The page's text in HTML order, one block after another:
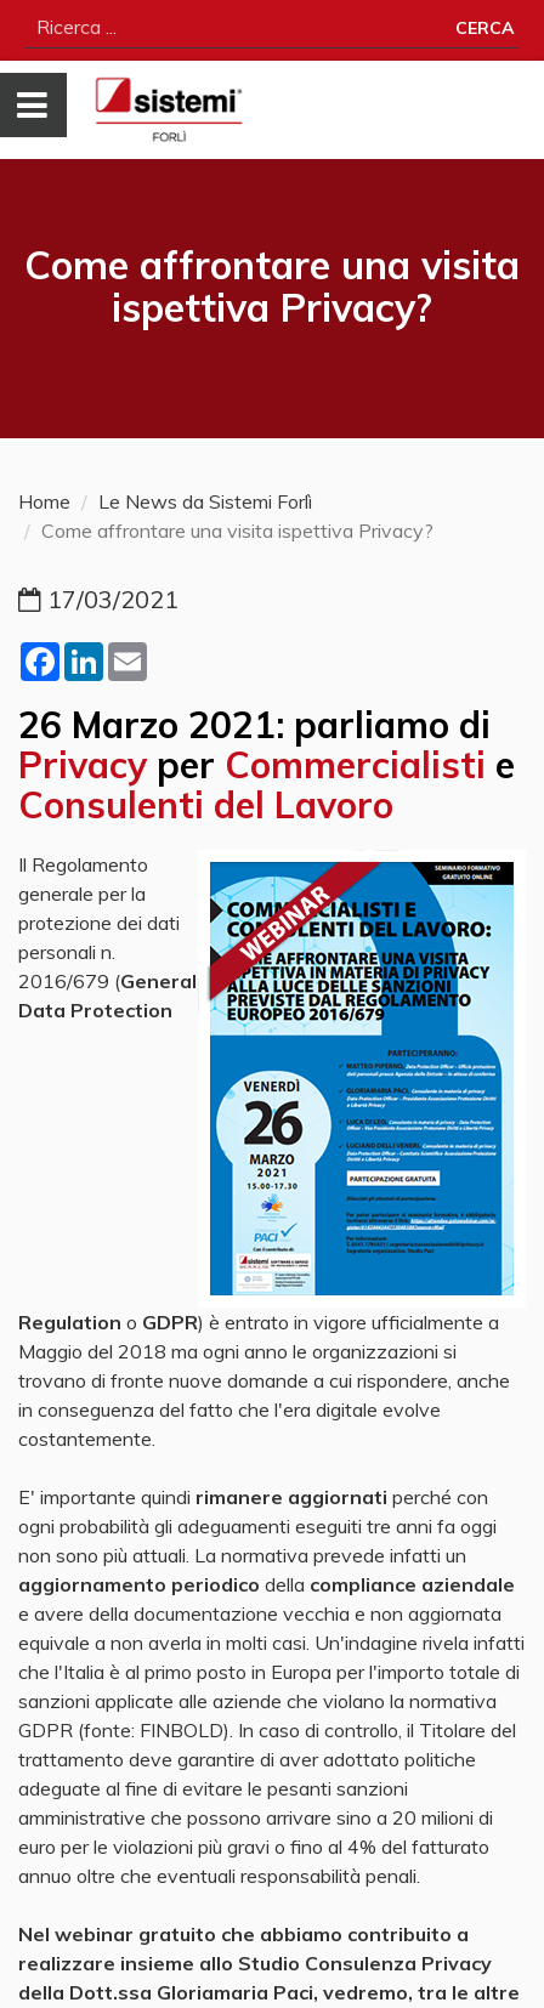
CERCA
Come affrontare una visita
ispettiva Privacy?
Home
Le News da Sistemi Forlì
Come affrontare una visita ispettiva Privacy?
17/03/2021
Facebook
LinkedIn
26 Marzo 2021: parliamo di
Privacyper Commercialisti e
Consulenti del Lavoro
Il Regolamento
generale per la
protezione dei dati
personali n.
2016/679 (General
Data Protection
Regulation o GDPR) è entrato in vigore ufficialmente a
Maggio del 2018 ma ogni anno le organizzazioni si
trovano di fronte nuove domande a cui rispondere, anche
in conseguenza del fatto che l'era digitale evolve
costantemente.
E' importante quindi rimanere aggiornati perché con
ogni probabilità gli adeguamenti eseguiti tre anni fa oggi
non sono più attuali. La normativa prevede infatti un
aggiornamento periodico della compliance aziendale
e avere della documentazione vecchia e non aggiornata
equivale a non averla in molti casi. Un'indagine rivela infatti
che l'Italia è al primo posto in Europa per l'importo totale di
sanzioni applicate alle aziende che violano la normativa
GDPR (fonte: FINBOLD). In caso di controllo, il Titolare del
trattamento deve garantire di aver adottato politiche
adeguate al fine di evitare le pesanti sanzioni
amministrative che possono arrivare sino a 20 milioni di
euro per le violazioni più gravi o fino al 4% del fatturato
annuo oltre che eventuali responsabilità penali.
Nel webinar gratuito che abbiamo contribuito a
realizzare insieme allo Studio Consulenza Privacy
della Dott.ssa Gloriamaria Paci, vedremo, tra le altre